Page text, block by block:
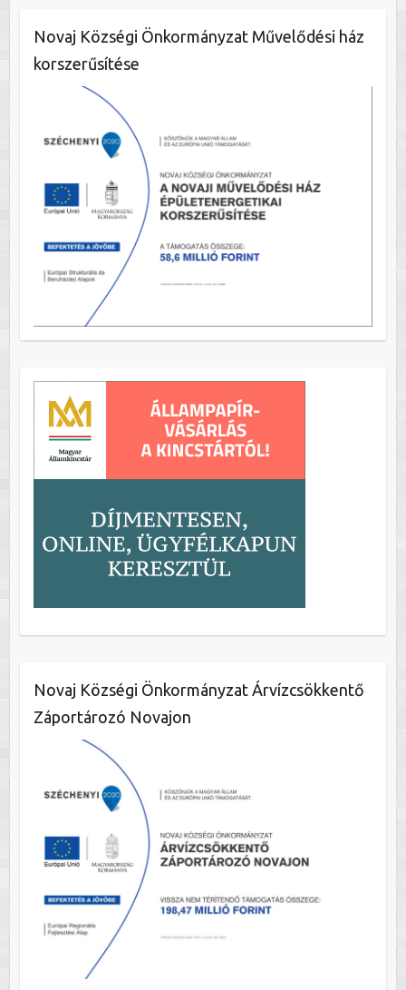
Novaj Községi Önkormányzat Művelődési ház
korszerűsítése
Novaj Községi Önkormányzat Árvízcsökkentő
Záportározó Novajon